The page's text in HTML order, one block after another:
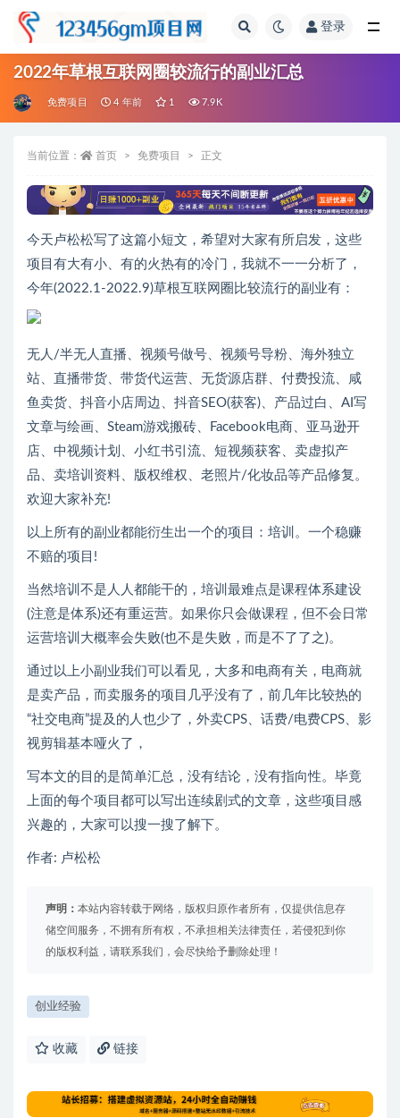
登录
2022年草根互联网圈较流行的副业汇总
免费项目 4 年前 1 7.9K
当前位置： 首页 免费项目 正文
今天卢松松写了这篇小短文，希望对大家有所启发，这些
项目有大有小、有的火热有的冷门，我就不一一分析了，
今年(2022.1-2022.9)草根互联网圈比较流行的副业有：
无人/半无人直播、视频号做号、视频号导粉、海外独立
站、直播带货、带货代运营、无货源店群、付费投流、咸
鱼卖货、抖音小店周边、抖音SEO(获客)、产品过白、AI写
文章与绘画、Steam游戏搬砖、Facebook电商、亚马逊开
店、中视频计划、小红书引流、短视频获客、卖虚拟产
品、卖培训资料、版权维权、老照片/化妆品等产品修复。
欢迎大家补充!
以上所有的副业都能衍生出一个的项目：培训。一个稳赚
不赔的项目!
当然培训不是人人都能干的，培训最难点是课程体系建设
(注意是体系)还有重运营。如果你只会做课程，但不会日常
运营培训大概率会失败(也不是失败，而是不了了之)。
通过以上小副业我们可以看见，大多和电商有关，电商就
是卖产品，而卖服务的项目几乎没有了，前几年比较热的
“社交电商”提及的人也少了，外卖CPS、话费/电费CPS、影
视剪辑基本哑火了，
写本文的目的是简单汇总，没有结论，没有指向性。毕竟
上面的每个项目都可以写出连续剧式的文章，这些项目感
兴趣的，大家可以搜一搜了解下。
作者: 卢松松
声明： 本站内容转载于网络，版权归原作者所有，仅提供信息存
储空间服务，不拥有所有权，不承担相关法律责任，若侵犯到你
的版权利益，请联系我们，会尽快给予删除处理！
创业经验
收藏 链接